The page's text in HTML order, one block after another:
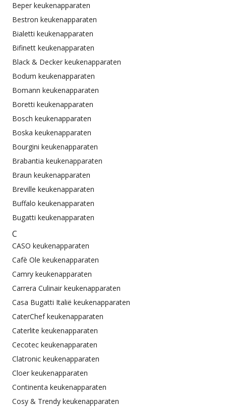
Beper keukenapparaten
Bestron keukenapparaten
Bialetti keukenapparaten
Bifinett keukenapparaten
Black & Decker keukenapparaten
Bodum keukenapparaten
Bomann keukenapparaten
Boretti keukenapparaten
Bosch keukenapparaten
Boska keukenapparaten
Bourgini keukenapparaten
Brabantia keukenapparaten
Braun keukenapparaten
Breville keukenapparaten
Buffalo keukenapparaten
Bugatti keukenapparaten
C
CASO keukenapparaten
Cafè Ole keukenapparaten
Camry keukenapparaten
Carrera Culinair keukenapparaten
Casa Bugatti Italië keukenapparaten
CaterChef keukenapparaten
Caterlite keukenapparaten
Cecotec keukenapparaten
Clatronic keukenapparaten
Cloer keukenapparaten
Continenta keukenapparaten
Cosy & Trendy keukenapparaten